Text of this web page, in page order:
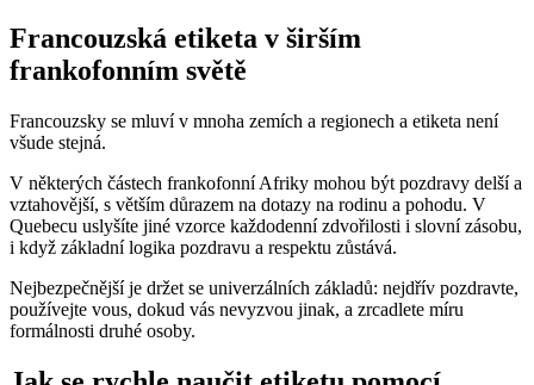
Francouzská etiketa v širším
frankofonním světě
Francouzsky se mluví v mnoha zemích a regionech a etiketa není
všude stejná.
V některých částech frankofonní Afriky mohou být pozdravy delší a
vztahovější, s větším důrazem na dotazy na rodinu a pohodu. V
Quebecu uslyšíte jiné vzorce každodenní zdvořilosti i slovní zásobu,
i když základní logika pozdravu a respektu zůstává.
Nejbezpečnější je držet se univerzálních základů: nejdřív pozdravte,
používejte vous, dokud vás nevyzvou jinak, a zrcadlete míru
formálnosti druhé osoby.